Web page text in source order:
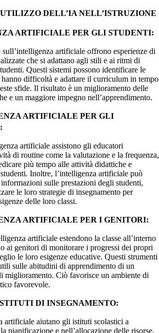
DELL’IA NELL’ISTRUZIONE
ARTIFICIALE PER GLI STUDENTI:
artificiale offrono esperienze di
che si adattano agli stili e ai ritmi di
Questi sistemi possono identificare le
difficoltà e adattare il curriculum in tempo
sfide. Il risultato è un miglioramento delle
e un maggiore impegno nell’apprendimento.
ARTIFICIALE PER GLI
artificiale assistono gli educatori
di routine come la valutazione e la frequenza,
più tempo alle attività didattiche e
Inoltre, l’intelligenza artificiale può
sulle prestazioni degli studenti,
le loro strategie di insegnamento per
delle loro classi.
ARTIFICIALE PER I GENITORI:
artificiale estendono la classe all’interno
ai genitori di monitorare i progressi dei propri
le loro esigenze educative. Questi strumenti
sulle abitudini di apprendimento di un
miglioramento. Ciò favorisce un ambiente di
favorevole.
DI INSEGNAMENTO:
artificiale aiutano gli istituti scolastici a
pianificazione e nell’allocazione delle risorse.